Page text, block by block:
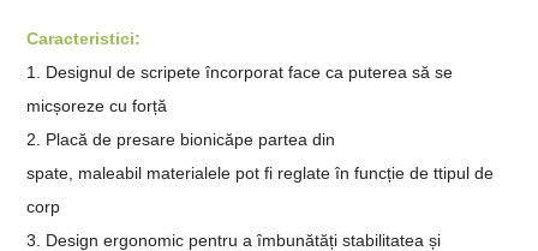
Caracteristici:
1. Designul de scripete încorporat face ca puterea să se
micșoreze cu forță
2. Placă de presare bionicăpe partea din
spate, maleabil materialele pot fi reglate în funcție de ttipul de
corp
3. Design ergonomic pentru a îmbunătăți stabilitatea și